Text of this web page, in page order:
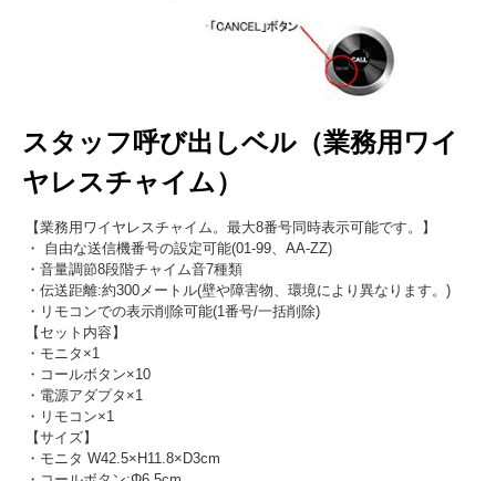
スタッフ呼び出しベル（業務用ワイ
ヤレスチャイム）
【業務用ワイヤレスチャイム。最大8番号同時表示可能です。】
・ 自由な送信機番号の設定可能(01-99、AA-ZZ)
・音量調節8段階チャイム音7種類
・伝送距離:約300メートル(壁や障害物、環境により異なります。)
・リモコンでの表示削除可能(1番号/一括削除)
【セット内容】
・モニタ×1
・コールボタン×10
・電源アダプタ×1
・リモコン×1
【サイズ】
・モニタ W42.5×H11.8×D3cm